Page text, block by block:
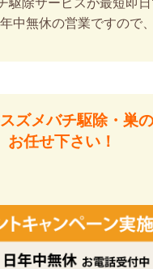
中無休の営業ですので
ズメバチ駆除・巣
お任せ下さい！